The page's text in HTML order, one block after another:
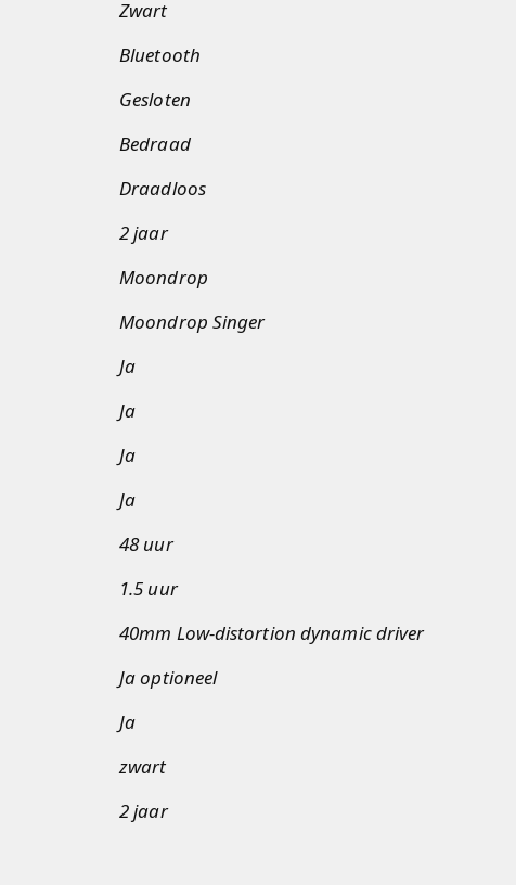
Zwart
Bluetooth
Gesloten
Bedraad
Draadloos
2 jaar
Moondrop
Moondrop Singer
Ja
Ja
Ja
Ja
48 uur
1.5 uur
40mm Low-distortion dynamic driver
Ja optioneel
Ja
zwart
2 jaar